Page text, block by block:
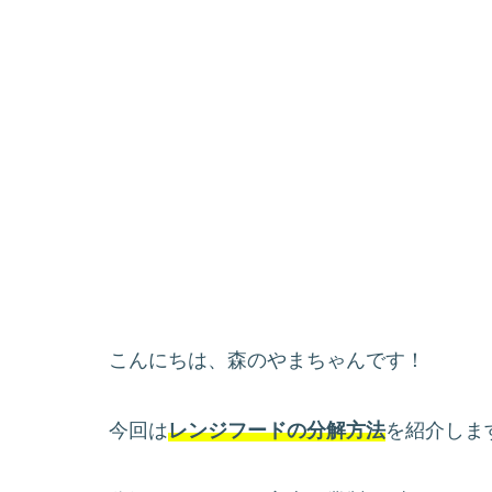
こんにちは、森のやまちゃんです！
今回はレンジフードの分解方法を紹介しま